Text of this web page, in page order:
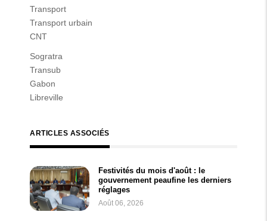
Transport
Transport urbain
CNT
Sogratra
Transub
Gabon
Libreville
ARTICLES ASSOCIÉS
Festivités du mois d'août : le
gouvernement peaufine les derniers
réglages
Août 06, 2026